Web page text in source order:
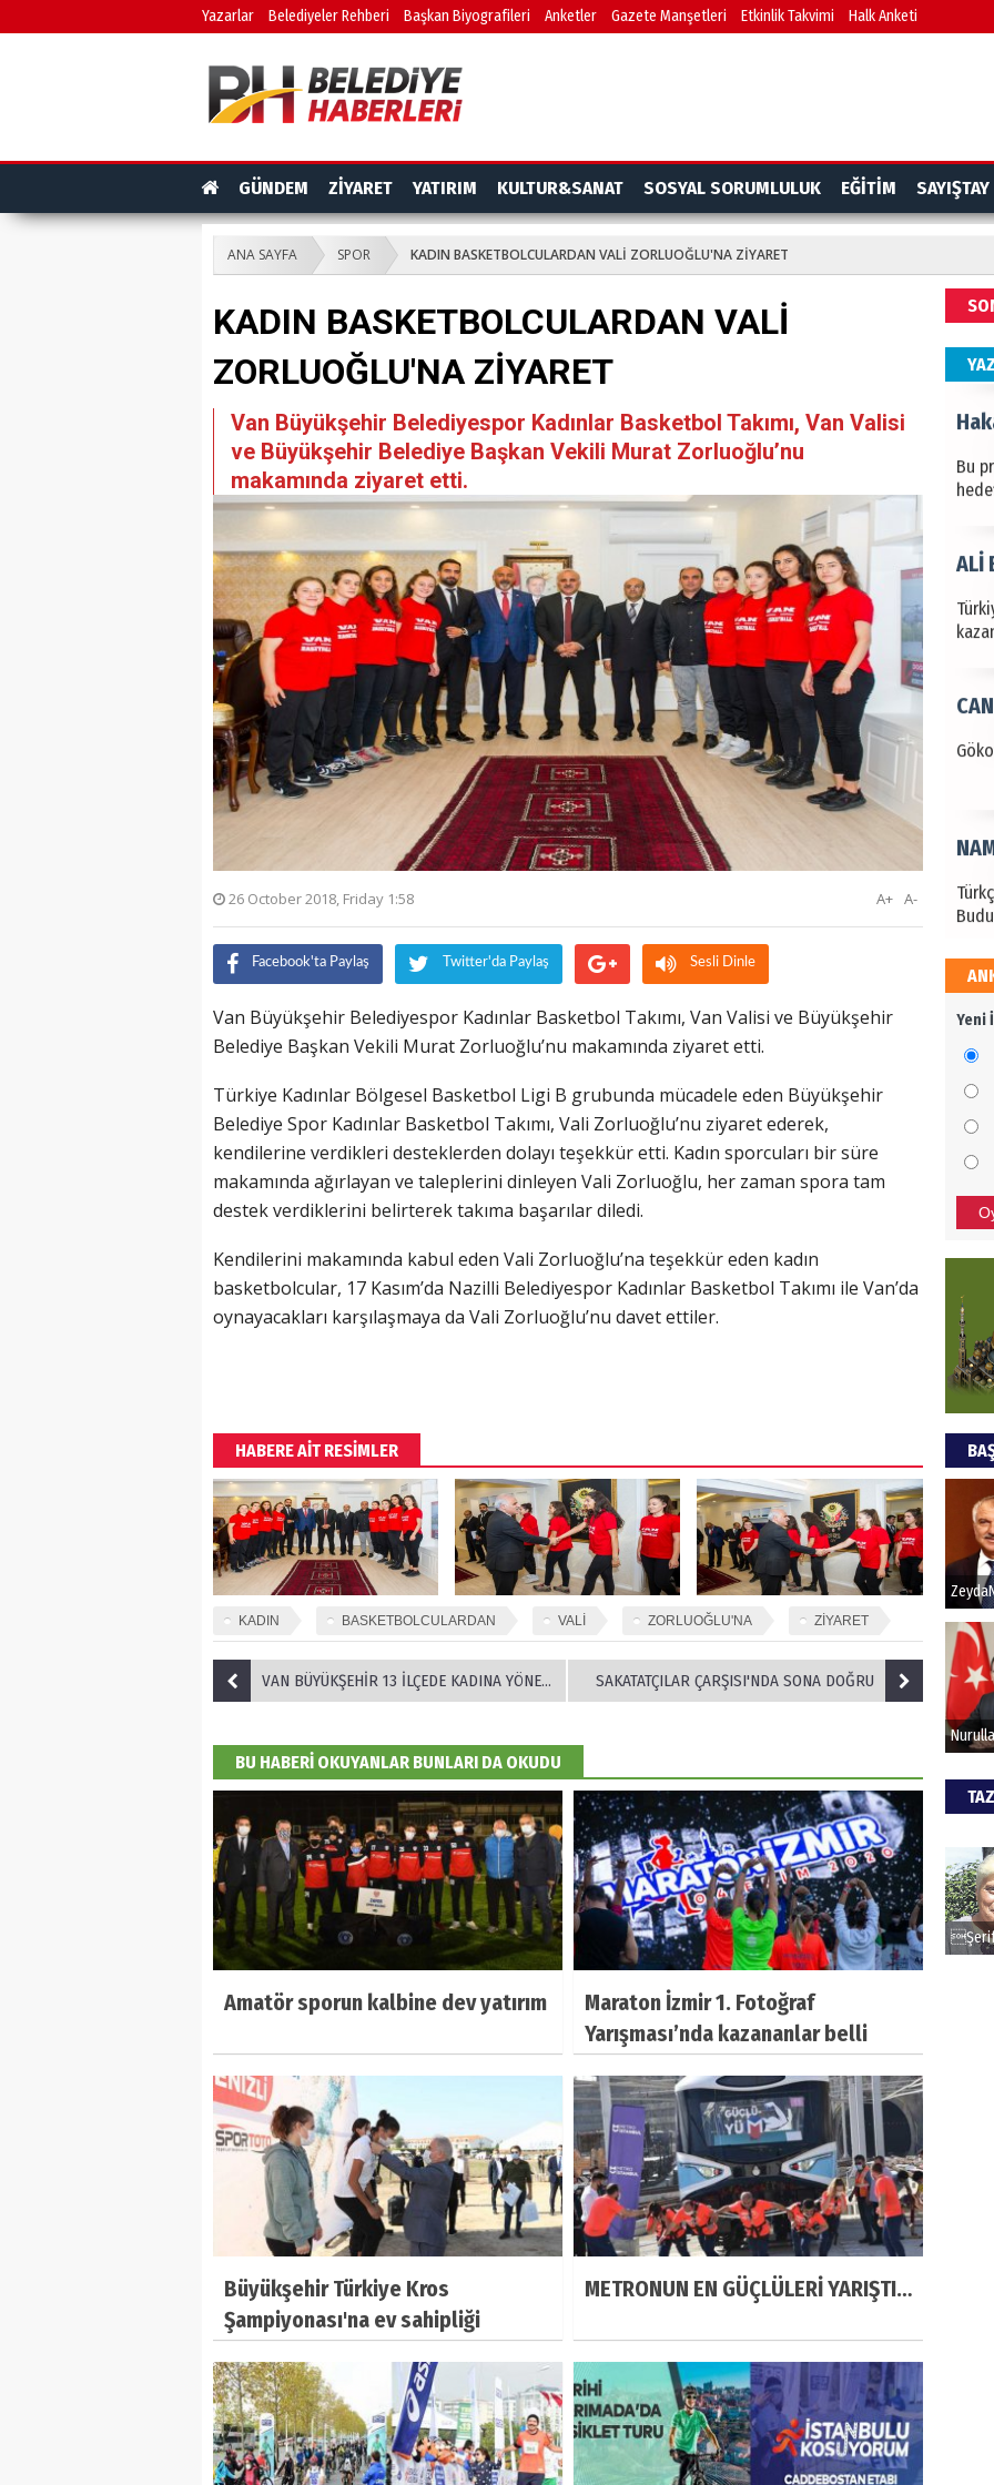
Yazarlar Belediyeler Rehberi Başkan Biyografileri Anketler Gazete Manşetleri Etkinlik Takvimi Halk Anketi
GÜNDEM ZİYARET YATIRIM KULTUR&SANAT SOSYAL SORUMLULUK EĞİTİM SAYIŞTAY
ANA SAYFA SPOR KADIN BASKETBOLCULARDAN VALİ ZORLUOĞLU'NA ZİYARET
KADIN BASKETBOLCULARDAN VALİ
ZORLUOĞLU'NA ZİYARET
Van Büyükşehir Belediyespor Kadınlar Basketbol Takımı, Van Valisi
ve Büyükşehir Belediye Başkan Vekili Murat Zorluoğlu’nu
makamında ziyaret etti.
26 October 2018, Friday 1:58 A-
A+
Facebook'ta Paylaş Twitter'da Paylaş Sesli Dinle
Van Büyükşehir Belediyespor Kadınlar Basketbol Takımı, Van Valisi ve Büyükşehir
Belediye Başkan Vekili Murat Zorluoğlu’nu makamında ziyaret etti.
Türkiye Kadınlar Bölgesel Basketbol Ligi B grubunda mücadele eden Büyükşehir
Belediye Spor Kadınlar Basketbol Takımı, Vali Zorluoğlu’nu ziyaret ederek,
kendilerine verdikleri desteklerden dolayı teşekkür etti. Kadın sporcuları bir süre
makamında ağırlayan ve taleplerini dinleyen Vali Zorluoğlu, her zaman spora tam
destek verdiklerini belirterek takıma başarılar diledi.
Kendilerini makamında kabul eden Vali Zorluoğlu’na teşekkür eden kadın
basketbolcular, 17 Kasım’da Nazilli Belediyespor Kadınlar Basketbol Takımı ile Van’da
oynayacakları karşılaşmaya da Vali Zorluoğlu’nu davet ettiler.
HABERE AİT RESİMLER
KADIN BASKETBOLCULARDAN VALİ ZORLUOĞLU'NA ZİYARET
VAN BÜYÜKŞEHİR 13 İLÇEDE KADINA YÖNELİK ŞİDDET SEMİNERİ DÜZENLEDİ SAKATATÇILAR ÇARŞISI'NDA SONA DOĞRU
BU HABERİ OKUYANLAR BUNLARI DA OKUDU
Amatör sporun kalbine dev yatırım
Maraton İzmir 1. Fotoğraf
Yarışması’nda kazananlar belli
Büyükşehir Türkiye Kros
Şampiyonası'na ev sahipliği
METRONUN EN GÜÇLÜLERİ YARIŞTI…
Bu
ALİ
Bu
Yeni